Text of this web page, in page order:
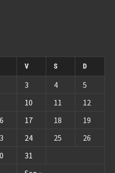
V S D
3 4
5
10 11
12
17 18
19
24 25
26
31